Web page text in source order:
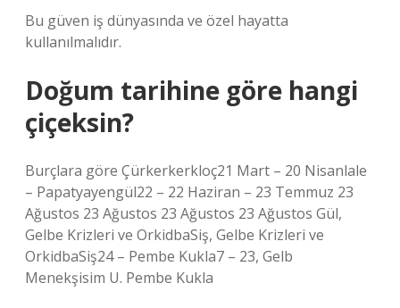
Bu güven iş dünyasında ve özel hayatta
kullanılmalıdır.
Doğum tarihine göre hangi
çiçeksin?
Burçlara göre Çürkerkerkloç21 Mart – 20 Nisanlale
– Papatyayengül22 – 22 Haziran – 23 Temmuz 23
Ağustos 23 Ağustos 23 Ağustos 23 Ağustos Gül,
Gelbe Krizleri ve OrkidbaSiş, Gelbe Krizleri ve
OrkidbaSiş24 – Pembe Kukla7 – 23, Gelb
Menekşisim U. Pembe Kukla